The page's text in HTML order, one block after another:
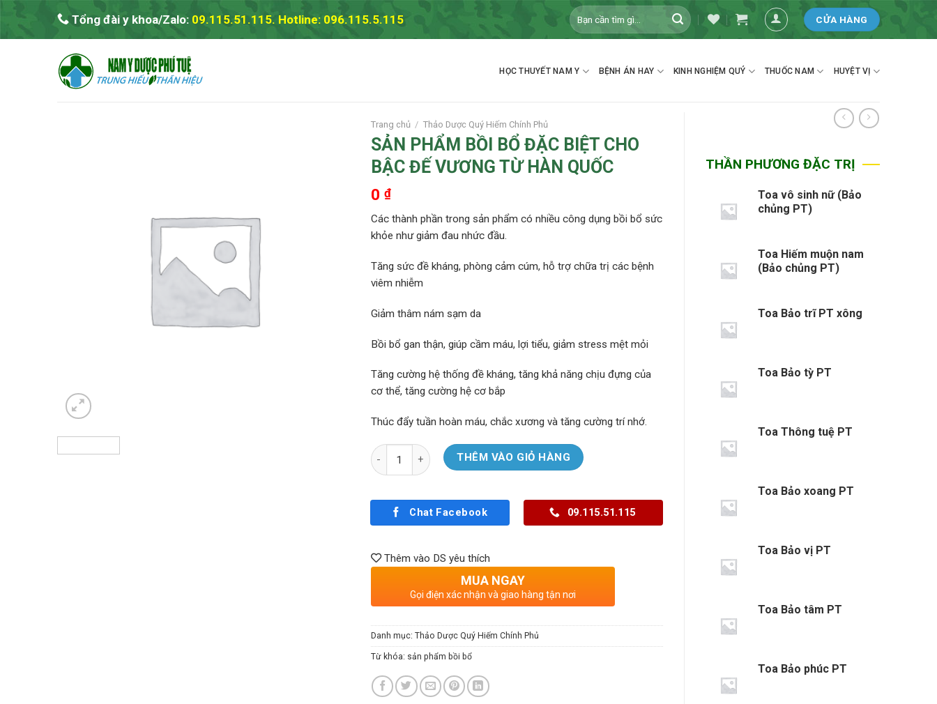
Skip
content
Tổng đài y khoa/Zalo: 09.115.51.115. Hotline: 096.115.5.115
Tìm
kiếm:
CỬA HÀNG
HỌC THUYẾT NAM Y BỆNH ÁN HAY KINH NGHIỆM QUÝ THUỐC NAM HUYỆT VỊ
THẦN PHƯƠNG ĐẶC TRỊ
Toa vô sinh nữ (Bảo
chủng PT)
Toa Hiếm muộn nam
(Bảo chủng PT)
Toa Bảo trĩ PT xông
Toa Bảo tỳ PT
Toa Thông tuệ PT
Toa Bảo xoang PT
Toa Bảo vị PT
Toa Bảo tâm PT
Toa Bảo phúc PT
Trang chủ / Thảo Dược Quý Hiếm Chính Phủ
SẢN PHẨM BỒI BỔ ĐẶC BIỆT CHO
BẬC ĐẾ VƯƠNG TỪ HÀN QUỐC
0 ₫
Các thành phần trong sản phẩm có nhiều công dụng bồi bổ sức
khỏe như giảm đau nhức đầu.
Tăng sức đề kháng, phòng cảm cúm, hỗ trợ chữa trị các bệnh
viêm nhiễm
Giảm thâm nám sạm da
Bồi bổ gan thận, giúp cầm máu, lợi tiểu, giảm stress mệt mỏi
Tăng cường hệ thống đề kháng, tăng khả năng chịu đựng của
cơ thể, tăng cường hệ cơ bắp
Thúc đẩy tuần hoàn máu, chắc xương và tăng cường trí nhớ.
Số lượng
THÊM VÀO GIỎ HÀNG
Chat Facebook 09.115.51.115
Thêm vào DS yêu thích
MUA NGAY
Gọi điện xác nhận và giao hàng tận nơi
Danh mục: Thảo Dược Quý Hiếm Chính Phủ
Từ khóa: sản phẩm bồi bổ